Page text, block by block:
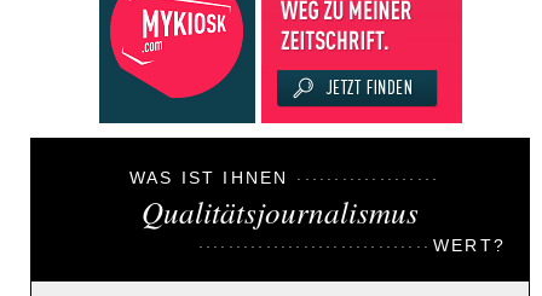
WAS IST IHNEN
Qualitätsjournalismus
WERT?